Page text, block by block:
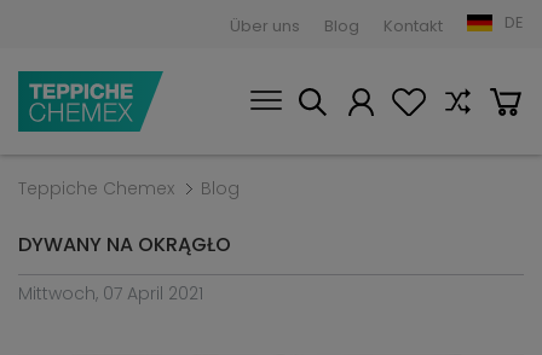
Über uns Blog Kontakt DE
Teppiche Chemex Blog
DYWANY NA OKRĄGŁO
Mittwoch, 07 April 2021